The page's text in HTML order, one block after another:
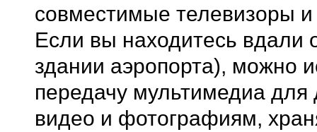
совместимые телевизоры
Если вы находитесь вдали
здании аэропорта), можно
передачу мультимедиа
видео и фотографиям,